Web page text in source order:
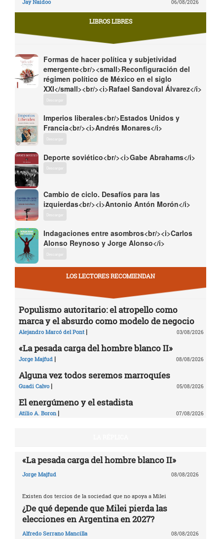
Jay Naidoo 06/08/2026
LIBROS LIBRES
Formas de hacer política y subjetividad
emergente<br/><small>Reconfiguración del
régimen político de México en el siglo
XXI</small><br/><i>Rafael Sandoval Álvarez</i>
Descargar
Imperios liberales<br/>Estados Unidos y
Francia<br/><i>Andrés Monares</i>
Descargar
Deporte soviético<br/><i>Gabe Abrahams</i>
Descargar
Cambio de ciclo. Desafíos para las
izquierdas<br/><i>Antonio Antón Morón</i>
Descargar
Indagaciones entre asombros<br/><i>Carlos
Alonso Reynoso y Jorge Alonso</i>
Descargar
LOS LECTORES RECOMIENDAN
Populismo autoritario: el atropello como
marca y el absurdo como modelo de negocio
Alejandro Marcó del Pont | 03/08/2026
«La pesada carga del hombre blanco II»
Jorge Majfud | 08/08/2026
Alguna vez todos seremos marroquíes
Guadi Calvo | 05/08/2026
El energúmeno y el estadista
Atilio A. Boron | 07/08/2026
«La pesada carga del hombre blanco II»
Jorge Majfud 08/08/2026
Existen dos tercios de la sociedad que no apoya a Milei
¿De qué depende que Milei pierda las
elecciones en Argentina en 2027?
Alfredo Serrano Mancilla 08/08/2026